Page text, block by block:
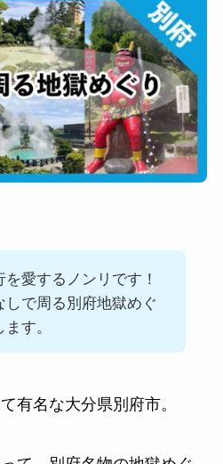
愛するノンリです！
しで周る別府地獄めぐ
す。
有名な大分県別府市。